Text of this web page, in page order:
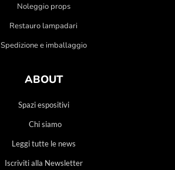
Noleggio props
Restauro lampadari
Spedizione e imballaggio
ABOUT
Spazi espositivi
Chi siamo
Leggi tutte le news
Iscriviti alla Newsletter